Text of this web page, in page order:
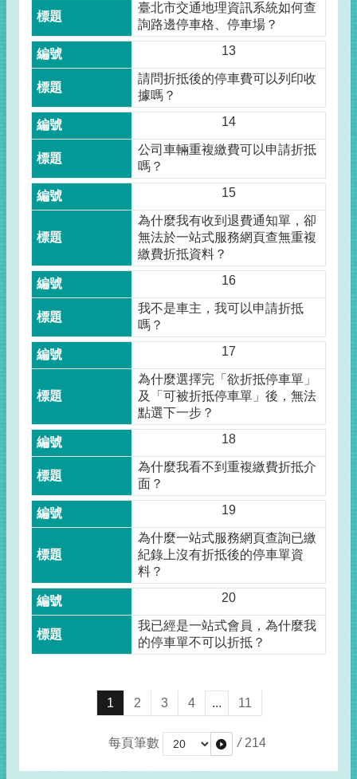
臺北市交通地理資訊系統如何查
詢路邊停車格、停車場？
13
請問折抵後的停車費可以列印收
據嗎？
14
公司車輛重複繳費可以申請折抵
嗎？
15
為什麼我有收到退費通知單，卻
無法於一站式服務網頁查無重複
繳費折抵資料？
16
我不是車主，我可以申請折抵
嗎？
17
為什麼選擇完「欲折抵停車單」
及「可被折抵停車單」後，無法
點選下一步？
18
為什麼我看不到重複繳費折抵介
面？
19
為什麼一站式服務網頁查詢已繳
紀錄上沒有折抵後的停車單資
料？
20
我已經是一站式會員，為什麼我
的停車單不可以折抵？
1 2 3 4 ... 11
每頁筆數 / 214